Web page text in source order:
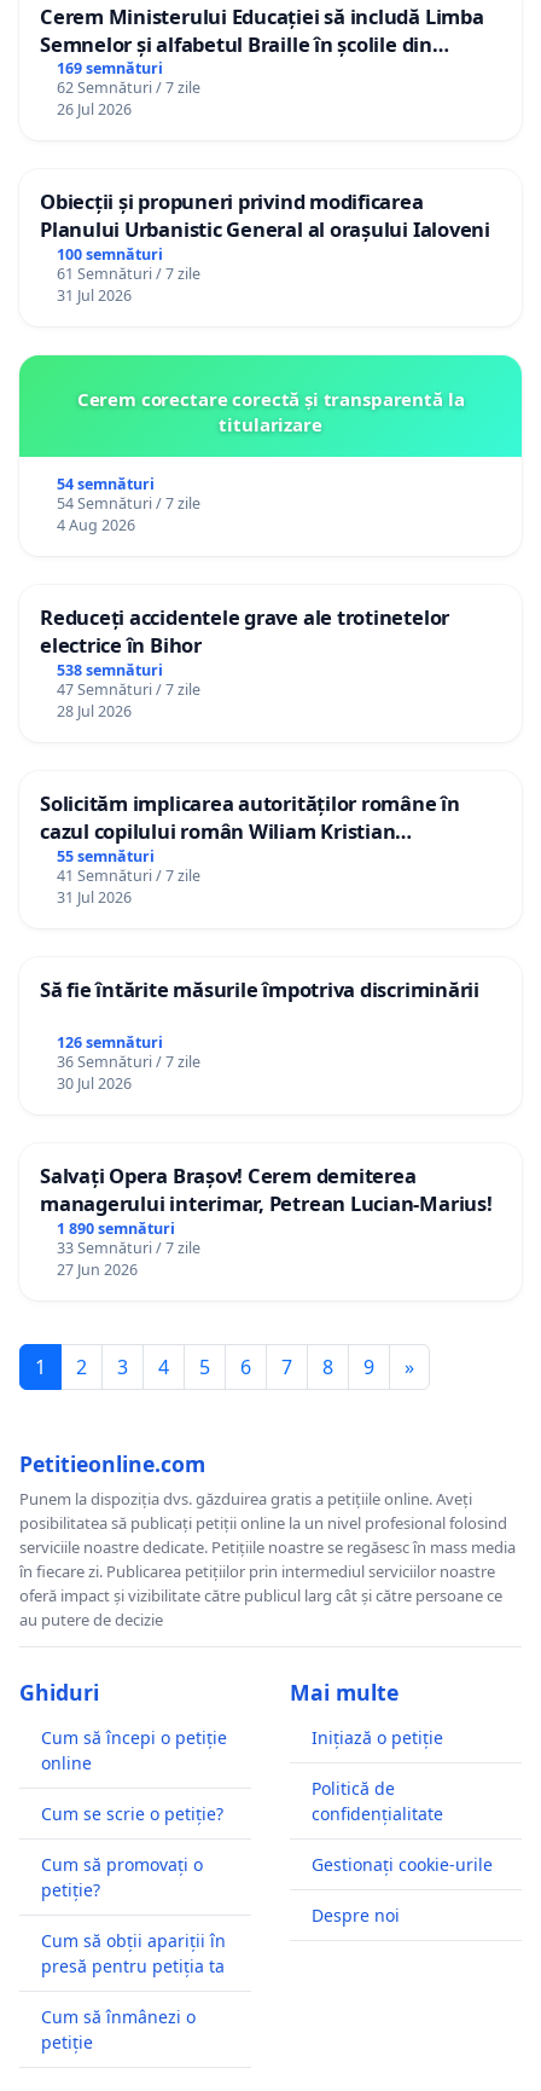
Cerem Ministerului Educației să includă Limba
Semnelor și alfabetul Braille în școlile din
Republica Moldova!
169 semnături
62 Semnături / 7 zile
26 Jul 2026
Obiecții și propuneri privind modificarea
Planului Urbanistic General al orașului Ialoveni
100 semnături
61 Semnături / 7 zile
31 Jul 2026
Cerem corectare corectă și transparentă la
titularizare
54 semnături
54 Semnături / 7 zile
4 Aug 2026
Reduceți accidentele grave ale trotinetelor
electrice în Bihor
538 semnături
47 Semnături / 7 zile
28 Jul 2026
Solicităm implicarea autorităților române în
cazul copilului român Wiliam Kristian
Gheorghe, aflat în plasament în Danemarca de
12 ani
55 semnături
41 Semnături / 7 zile
31 Jul 2026
Să fie întărite măsurile împotriva discriminării
126 semnături
36 Semnături / 7 zile
30 Jul 2026
Salvați Opera Brașov! Cerem demiterea
managerului interimar, Petrean Lucian-Marius!
1 890 semnături
33 Semnături / 7 zile
27 Jun 2026
1 2 3 4 5 6 7 8 9 »
Petitieonline.com
Punem la dispoziția dvs. găzduirea gratis a petițiile online. Aveți
posibilitatea să publicați petiții online la un nivel profesional folosind
serviciile noastre dedicate. Petițiile noastre se regăsesc în mass media
în fiecare zi. Publicarea petițiilor prin intermediul serviciilor noastre
oferă impact și vizibilitate către publicul larg cât și către persoane ce
au putere de decizie
Ghiduri
Cum să începi o petiție
online
Cum se scrie o petiție?
Cum să promovați o
petiție?
Cum să obții apariții în
presă pentru petiția ta
Cum să înmânezi o
petiție
Mai multe
Inițiază o petiție
Politică de
confidențialitate
Gestionați cookie-urile
Despre noi